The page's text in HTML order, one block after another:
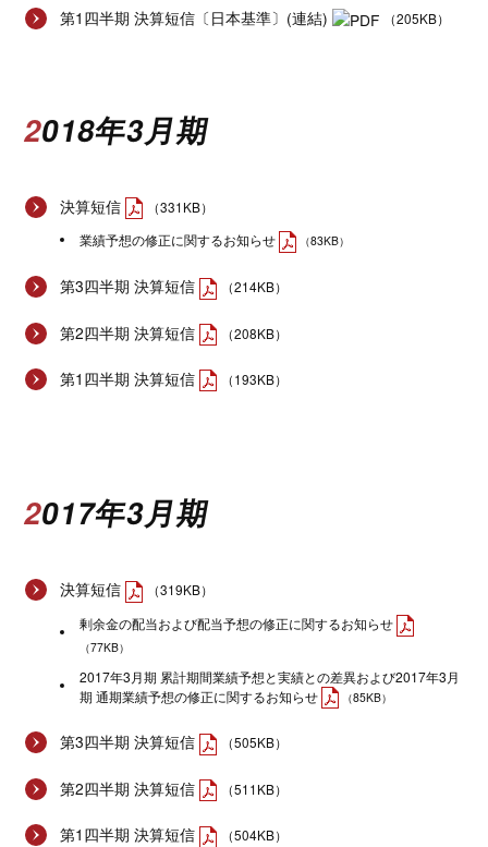
第1四半期 決算短信〔日本基準〕(連結) （205KB）
2018年3月期
決算短信
（331KB）
業績予想の修正に関するお知らせ
（83KB）
第3四半期 決算短信 （214KB）
第2四半期 決算短信 （208KB）
第1四半期 決算短信 （193KB）
2017年3月期
決算短信
（319KB）
剰余金の配当および配当予想の修正に関するお知らせ
（77KB）
2017年3月期 累計期間業績予想と実績との差異および2017年3月
期 通期業績予想の修正に関するお知らせ
（85KB）
第3四半期 決算短信 （505KB）
第2四半期 決算短信 （511KB）
第1四半期 決算短信 （504KB）